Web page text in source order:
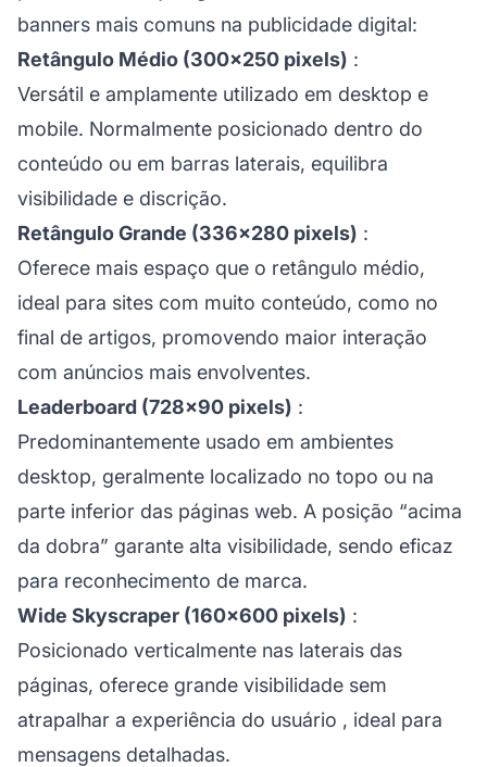
banners mais comuns na publicidade digital:
Retângulo Médio (300×250 pixels) :
Versátil e amplamente utilizado em desktop e
mobile. Normalmente posicionado dentro do
conteúdo ou em barras laterais, equilibra
visibilidade e discrição.
Retângulo Grande (336×280 pixels) :
Oferece mais espaço que o retângulo médio,
ideal para sites com muito conteúdo, como no
final de artigos, promovendo maior interação
com anúncios mais envolventes.
Leaderboard (728×90 pixels) :
Predominantemente usado em ambientes
desktop, geralmente localizado no topo ou na
parte inferior das páginas web. A posição “acima
da dobra” garante alta visibilidade, sendo eficaz
para reconhecimento de marca.
Wide Skyscraper (160×600 pixels) :
Posicionado verticalmente nas laterais das
páginas, oferece grande visibilidade sem
atrapalhar a experiência do usuário , ideal para
mensagens detalhadas.